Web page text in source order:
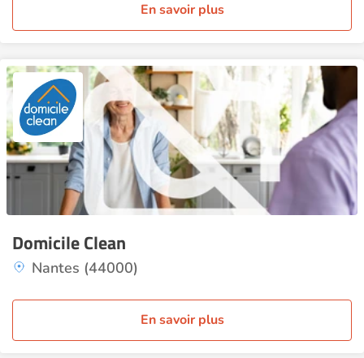
En savoir plus
Domicile Clean
Nantes (44000)
En savoir plus